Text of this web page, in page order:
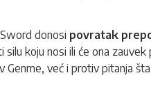
donosi povratak
koju nosi ili će ona
već i protiv pitanja